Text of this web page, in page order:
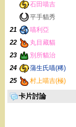
石田喵吉
平手貓秀
21
喵利亞
22
丸目藏貓
23
別所貓治
24
蒲生氏喵(稀)
25
村上喵吉(極)
卡片討論